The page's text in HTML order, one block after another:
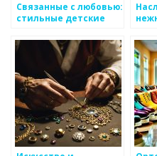
Связанные с любовью:
стильные детские